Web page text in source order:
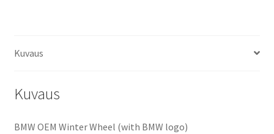
määräo
o
Kuvaus
Kuvaus
BMW OEM Winter Wheel (with BMW logo)